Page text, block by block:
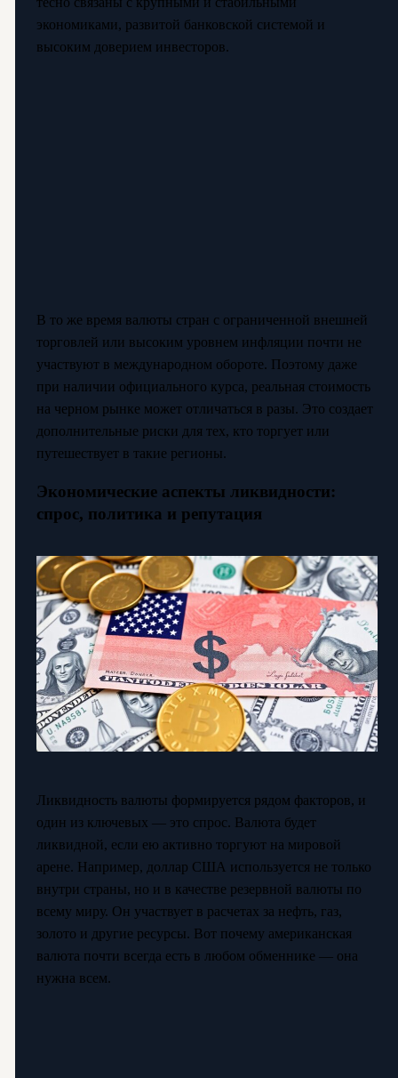
экономиками, развитой банковской системой и
высоким доверием инвесторов.
В то же время валюты стран с ограниченной внешней
торговлей или высоким уровнем инфляции почти не
участвуют в международном обороте. Поэтому даже
при наличии официального курса, реальная стоимость
на черном рынке может отличаться в разы. Это создает
дополнительные риски для тех, кто торгует или
путешествует в такие регионы.
Экономические аспекты ликвидности:
спрос, политика и репутация
Ликвидность валюты формируется рядом факторов, и
один из ключевых — это спрос. Валюта будет
ликвидной, если ею активно торгуют на мировой
арене. Например, доллар США используется не только
внутри страны, но и в качестве резервной валюты по
всему миру. Он участвует в расчетах за нефть, газ,
золото и другие ресурсы. Вот почему американская
валюта почти всегда есть в любом обменнике — она
нужна всем.